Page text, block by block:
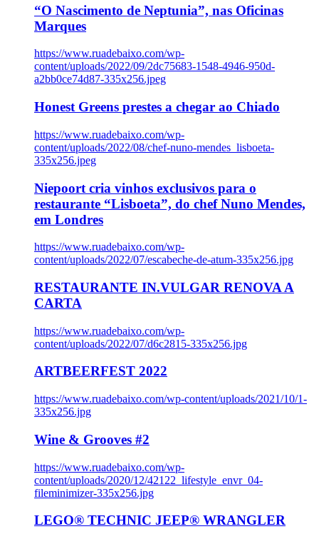
“O Nascimento de Neptunia”, nas Oficinas
Marques
https://www.ruadebaixo.com/wp-
content/uploads/2022/09/2dc75683-1548-4946-950d-
a2bb0ce74d87-335x256.jpeg
Honest Greens prestes a chegar ao Chiado
https://www.ruadebaixo.com/wp-
content/uploads/2022/08/chef-nuno-mendes_lisboeta-
335x256.jpeg
Niepoort cria vinhos exclusivos para o
restaurante “Lisboeta”, do chef Nuno Mendes,
em Londres
https://www.ruadebaixo.com/wp-
content/uploads/2022/07/escabeche-de-atum-335x256.jpg
RESTAURANTE IN.VULGAR RENOVA A
CARTA
https://www.ruadebaixo.com/wp-
content/uploads/2022/07/d6c2815-335x256.jpg
ARTBEERFEST 2022
https://www.ruadebaixo.com/wp-content/uploads/2021/10/1-
335x256.jpg
Wine & Grooves #2
https://www.ruadebaixo.com/wp-
content/uploads/2020/12/42122_lifestyle_envr_04-
fileminimizer-335x256.jpg
LEGO® TECHNIC JEEP® WRANGLER